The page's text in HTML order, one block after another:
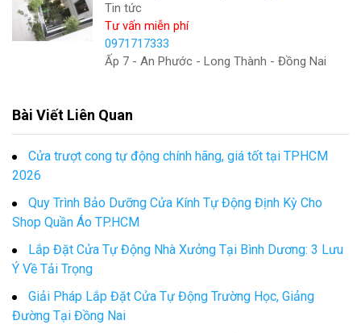
Tin tức
Tư vấn miễn phí
0971717333
Ấp 7 - An Phước - Long Thành - Đồng Nai
Bài Viết Liên Quan
Cửa trượt cong tự động chính hãng, giá tốt tại TPHCM
2026
Quy Trình Bảo Dưỡng Cửa Kính Tự Động Định Kỳ Cho
Shop Quần Áo TP.HCM
Lắp Đặt Cửa Tự Động Nhà Xưởng Tại Bình Dương: 3 Lưu
Ý Về Tải Trọng
Giải Pháp Lắp Đặt Cửa Tự Động Trường Học, Giảng
Đường Tại Đồng Nai